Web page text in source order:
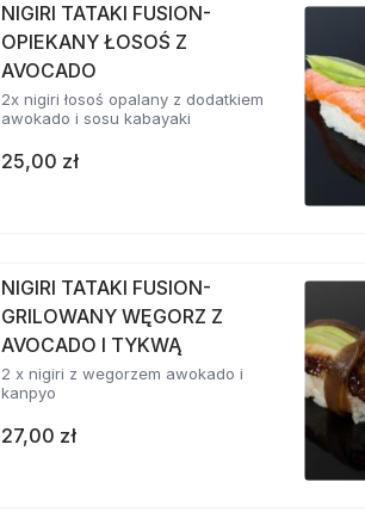
NIGIRI TATAKI FUSION-
OPIEKANY ŁOSOŚ Z
AVOCADO
2x nigiri łosoś opalany z dodatkiem
awokado i sosu kabayaki
25,00 zł
NIGIRI TATAKI FUSION-
GRILOWANY WĘGORZ Z
AVOCADO I TYKWĄ
2 x nigiri z wegorzem awokado i
kanpyo
27,00 zł